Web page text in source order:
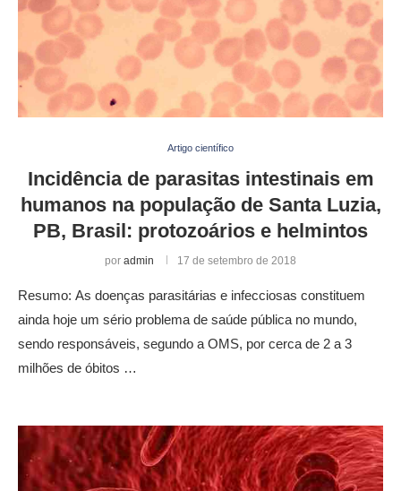
Artigo científico
Incidência de parasitas intestinais em
humanos na população de Santa Luzia,
PB, Brasil: protozoários e helmintos
por admin 17 de setembro de 2018
Resumo: As doenças parasitárias e infecciosas constituem
ainda hoje um sério problema de saúde pública no mundo,
sendo responsáveis, segundo a OMS, por cerca de 2 a 3
milhões de óbitos …